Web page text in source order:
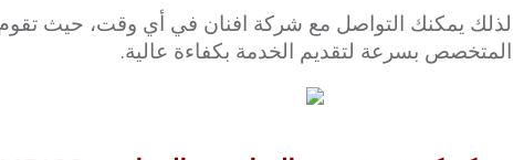
لذلك يمكنك التواصل مع شركة افنان في أي وقت، حيث تقوم
المتخصص بسرعة لتقديم الخدمة بكفاءة عالية.